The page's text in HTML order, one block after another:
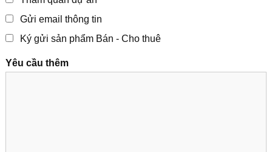
Gửi email thông tin
Ký gửi sản phẩm Bán - Cho thuê
Yêu cầu thêm